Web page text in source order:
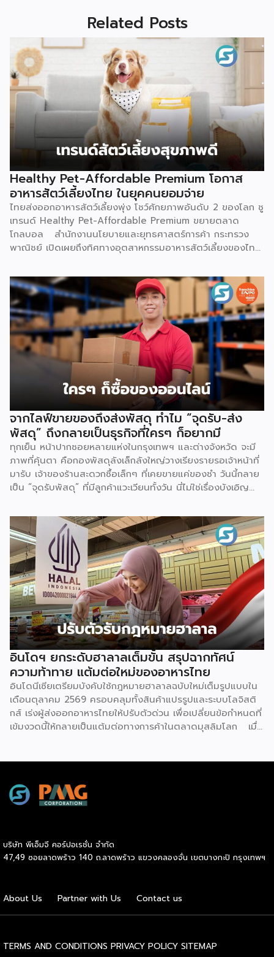
Related Posts
Healthy Pet-Affordable Premium โอกาส
อาหารสัตว์เลี้ยงไทย ในยุคคนยอมจ่าย
ไทยส่งออกอาหารสัตว์เลี้ยงพุ่ง โชว์ศักยภาพอันดับ 2 ของโลก ชู
เทรนด์ Healthy Pet-Affordable Premium ขยายตลาด
โกลบอล สำนักงานนโยบายและยุทธศาสตร์การค้า กระทรวง
พาณิชย์ เปิดเผยถึงทิศทางอุตสาหกรรมอาหารสัตว์เลี้ยงของไทย
เกษตรแปรรูปมูลค่าสูงที่มีศักยภาพโดดเด่นในตลาดโลก ปัจจัยขับ
เคลื่อนสำคัญมาจากพฤติกรรมผู้บริโภคทั่วโลกที่ให้ความสำคัญกับ
การดูแลสัตว์เลี้ยงเสมือนสมาชิกในครอบครัว (Pet
Humanization) ส่งผลให้ความต้องการอาหารสัตว์เลี้ยงที่มี
คุณภาพ ปลอดภัย มีคุณค่าทางโภชนาการสูง และตอบโจทย์
สุขภาพเฉพาะด้านเพิ่มสูงขึ้นตามไปด้วย ความแข็งแกร่งของ
อุตสาหกรรมนี้สะท้อนผ่านตัวเลขการส่งออกอย่างชัดเจน โดยในปี
2568 ไทยส่งออกอาหารสัตว์เลี้ยงมูลค่ารวมสูงถึง 3,276.26
ล้านเหรียญสหรัฐ (ประมาณ 107,470 ล้านบาท) ขยายตัวร้อยละ
8.15 จากปี 2567 ที่มีมูลค่า 3,029.42 ล้านเหรียญสหรัฐ
(106,391 ล้านบาท) ตัวเลขดังกล่าวตอกย้ำความสามารถของไทย
ในการรักษาฐานการส่งออกในตลาดโลก แม้จะต้องเผชิญภาวะ
เศรษฐกิจโลกชะลอตัวและแรงกดดันด้านค่าครองชีพ ส่งผลให้ในปี
2568 ไทยยังคงครองตำแหน่งผู้ส่งออกอาหารสัตว์เลี้ยงอันดับ 2
ของโลก ด้วยสัดส่วนร้อยละ 10.2 ของมูลค่าการส่งออกทั่วโลก
เป็นรองเพียงเยอรมนีที่มีสัดส่วนร้อยละ 12.1 เท่านั้น […]
จากไลฟ์ขายของถึงส่งพัสดุ ทำไม “จุดรับ-ส่ง
พัสดุ” ถึงกลายเป็นธุรกิจที่ใครๆ ก็อยากมี
ทุกเย็น หน้าปากซอยหลายแห่งในกรุงเทพฯ และต่างจังหวัด จะมี
ภาพที่คุ้นตา คือกองพัสดุลังเล็กลังใหญ่วางเรียงรายรอเจ้าหน้าที่
มารับ เจ้าของร้านสะดวกซื้อเล็กๆ ที่เคยขายแค่ของชำ วันนี้กลาย
เป็น “จุดรับพัสดุ” ที่มีลูกค้าแวะเวียนทั้งวัน นี่ไม่ใช่เรื่องบังเอิญ
สิ้นเชิง สิ่งนี้กำลังเป็นเทรนด์ที่พฤติกรรมผู้บริโภคได้
เปลี่ยนแปลงไปจากเดิม ด้วยความสะดวกสบายของเทคโนโลยี
ทำให้มีช่องทางการซื้อสินค้าผ่านออนไลน์เข้ามาเป็นตัวเลือกในการ
สั่งซื้อสินค้าในยุคปัจจุบัน โดยตลาดอีคอมเมิร์ซไทยปี 2569 คาด
ว่าจะมีมูลค่าราว 1.15 ล้านล้านบาท เติบโตประมาณ 7% จากปี
ก่อนหน้า และคิดเป็นสัดส่วนใกล้ 30% ของตลาดค้าปลีกทั้งหมด
ตัวเลขนี้สะท้อนว่าการซื้อของออนไลน์ไม่ใช่ทางเลือกรองอีกต่อ
ไป แต่กลายเป็นพฤติกรรมหลักของผู้บริโภคไทย ผลลัพธ์คือ
“จุดรับ-ส่งพัสดุ” กลายเป็นโครงสร้างพื้นฐานเล็กๆ ที่แทรกอยู่ใน
ทุกชุมชน และเป็นธุรกิจที่ความต้องการวิ่งตามหลังพฤติกรรมผู้
บริโภคแบบไม่มีทีท่าจะหยุด จุดที่ทำให้ธุรกิจนี้ต่างจากธุรกิจ
SME อื่น คือมันไม่จำเป็นต้อง “ทิ้งงานประจำ” มาทำเต็มตัว
เจ้าของร้านชำ ร้านซักรีด หรือแม้แต่บ้านที่มีพื้นที่หน้าบ้านว่าง
สามารถเพิ่มบริการรับ-ส่งพัสดุเป็น “ธุรกิจเสริม” ควบคู่กับกิจการ
เดิมได้ทันที โดยไม่ต้องเปลี่ยนโมเดลธุรกิจทั้งหมด จุดขาย
ของโมเดลนี้คือการเป็น Cross-traffic Strategy คนที่มารับ-ส่ง
พัสดุ […]
อินโดฯ ยกระดับฮาลาลเต็มขั้น สรุปฉากทัศน์
ความท้าทาย แต้มต่อใหม่ของอาหารไทย
อินโดนีเซียเตรียมบังคับใช้กฎหมายฮาลาลฉบับใหม่เต็มรูปแบบใน
เดือนตุลาคม 2569 ครอบคลุมทั้งสินค้าแปรรูปและระบบโลจิสติ
กส์ เร่งผู้ส่งออกอาหารไทยให้ปรับตัวด่วน เพื่อเปลี่ยนข้อกำหนดที่
เข้มงวดนี้ให้กลายเป็นแต้มต่อทางการค้าในตลาดมุสลิมโลก เมื่อ
แห่งการผ่อนผันกำลังจะสิ้นสุดลง ข้อกำหนดใหม่นี้ไม่เพียงแต่
ขยายขอบเขตการรับรองฮาลาลครอบคลุมอาหาร และเครื่องดื่ม
เตือนครั้งสำคัญจากกระทรวงพาณิชย์ โดยสำนักงานนโยบายและ
ยุทธศาสตร์การค้า (สนค.) ที่ระบุว่าผู้ประกอบการส่งออกไทย
ระดับโลก อินโดนีเซียจัดเป็นหนึ่งในตลาดส่งออกยุทธศาสตร์ที่
สำคัญของไทย โดยเฉพาะสินค้าในกลุ่มเกษตรกรรมและ
รวม ทว่าข้อกำหนดใหม่นี้กำลังเข้ามาชะลอหรือคัดกรองสินค้า
บริษัท พีเอ็มจี คอร์ปอเรชั่น จำกัด
47,49 ซอยลาดพร้าว 140 ถ.ลาดพร้าว แขวงคลองจั่น เขตบางกะปิ กรุงเทพฯ
About Us Partner with Us Contact us
TERMS AND CONDITIONS PRIVACY POLICY SITEMAP